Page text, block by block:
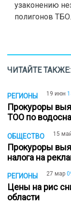
узаконению
полигонов ТБО.
ЧИТАЙТЕ ТАКЖЕ:
РЕГИОНЫ 19 июн
Прокуроры
ТОО по
ОБЩЕСТВО 15
Прокуроры
налога на
РЕГИОНЫ 27 мар
Цены на рис
области